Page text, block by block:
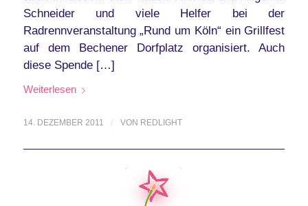
Schneider und viele Helfer bei der
Radrennveranstaltung „Rund um Köln“ ein Grillfest
auf dem Bechener Dorfplatz organisiert. Auch
diese Spende […]
Weiterlesen
14. DEZEMBER 2011 / VON REDLIGHT